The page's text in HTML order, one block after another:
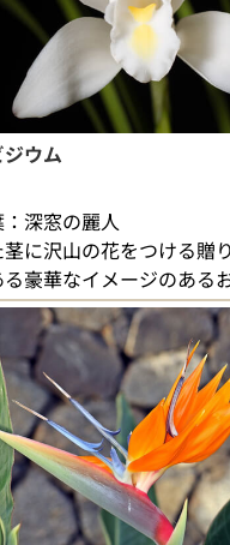
ウム
深窓の麗人
に沢山の花をつける贈
豪華なイメージのある